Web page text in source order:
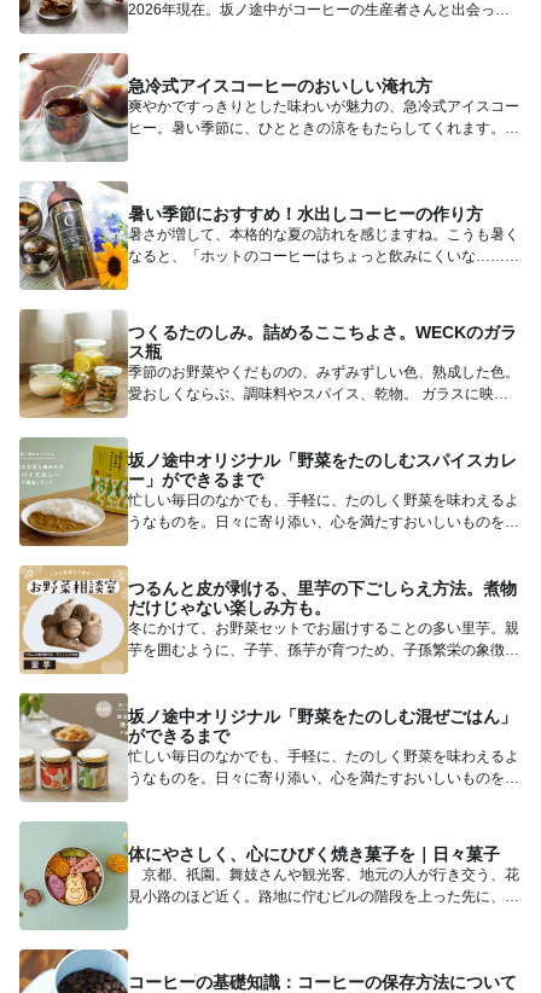
2026年現在。坂ノ途中がコーヒーの生産者さんと出会って
10年、...
急冷式アイスコーヒーのおいしい淹れ方
爽やかですっきりとした味わいが魅力の、急冷式アイスコー
ヒー。暑い季節に、ひとときの涼をもたらしてくれます。
今回は、カ...
暑い季節におすすめ！水出しコーヒーの作り方
暑さが増して、本格的な夏の訪れを感じますね。こうも暑く
なると、「ホットのコーヒーはちょっと飲みにくいな……」
「淹れるのも...
つくるたのしみ。詰めるここちよさ。WECKのガラ
ス瓶
季節のお野菜やくだものの、みずみずしい色、熟成した色。
愛おしくならぶ、調味料やスパイス、乾物。 ガラスに映
る、日常...
坂ノ途中オリジナル「野菜をたのしむスパイスカレ
ー」ができるまで
忙しい毎日のなかでも、手軽に、たのしく野菜を味わえるよ
うなものを。日々に寄り添い、心を満たすおいしいものを。
そんな想いか...
つるんと皮が剥ける、里芋の下ごしらえ方法。煮物
だけじゃない楽しみ方も。
冬にかけて、お野菜セットでお届けすることの多い里芋。親
芋を囲むように、子芋、孫芋が育つため、子孫繁栄の象徴と
され、縁起が...
坂ノ途中オリジナル「野菜をたのしむ混ぜごはん」
ができるまで
忙しい毎日のなかでも、手軽に、たのしく野菜を味わえるよ
うなものを。日々に寄り添い、心を満たすおいしいものを。
そんな想いか...
体にやさしく、心にひびく焼き菓子を｜日々菓子
京都、祇園。舞妓さんや観光客、地元の人が行き交う、花
見小路のほど近く。路地に佇むビルの階段を上った先に、ち
コーヒーの基礎知識：コーヒーの保存方法について